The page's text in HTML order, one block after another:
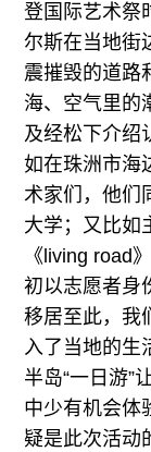
登国际艺术祭
尔斯在当地街
震摧毁的道路
海、空气里的
及经松下介绍
如在珠洲市海
术家们，他们
大学；又比如
《living road
初以志愿者身
移居至此，我
入了当地的生
半岛“一日游”
中少有机会体
疑是此次活动